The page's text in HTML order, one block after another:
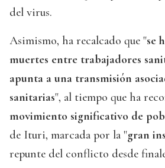
del virus.
Asimismo, ha recalcado que "se
muertes entre trabajadores
apunta a una transmisión
sanitarias", al tiempo que ha
movimiento significativo de
de Ituri, marcada por la "gran
repunte del conflicto desde